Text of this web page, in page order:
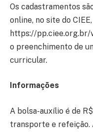
Os cadastramentos
online, no site do
https://
o preenchimento de
curricular.
Informações
A bolsa-auxílio é de
transporte e refeição.